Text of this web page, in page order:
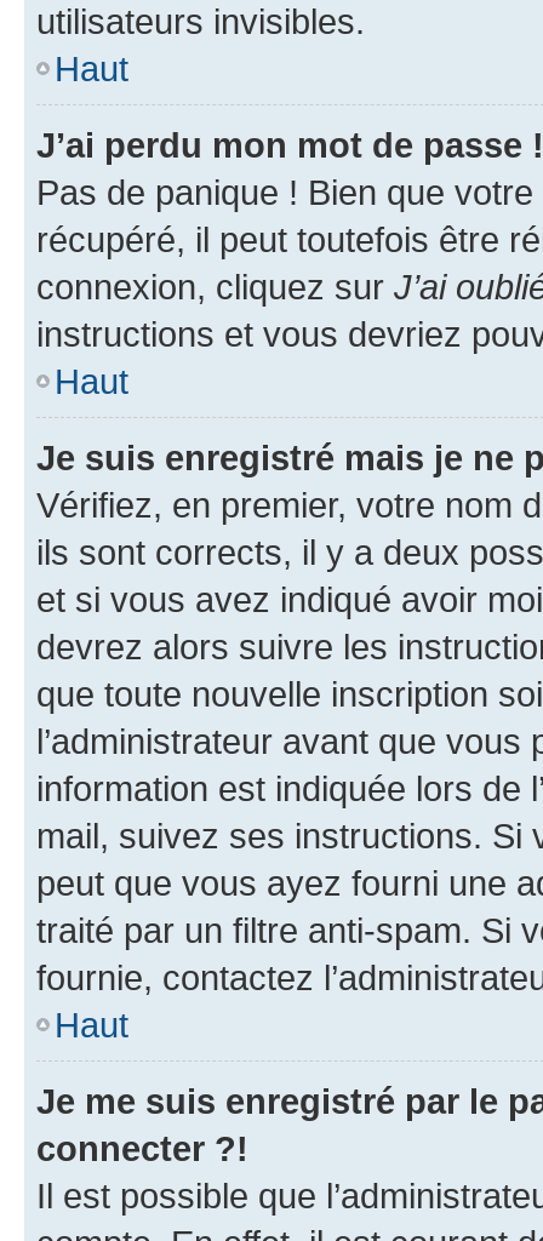
utilisateurs invisibles.
Haut
J’ai perdu mon mot de passe !
Pas de panique ! Bien que
récupéré, il peut toutefois être
connexion, cliquez sur J’ai
instructions et vous devriez
Haut
Je suis enregistré mais je ne
Vérifiez, en premier, votre nom
ils sont corrects, il y a deux
et si vous avez indiqué avoir
devrez alors suivre les
que toute nouvelle inscription
l’administrateur avant que
information est indiquée lors de
mail, suivez ses instructions. Si
peut que vous ayez fourni une
traité par un filtre anti-spam. Si
fournie, contactez
Haut
Je me suis enregistré par le
connecter ?!
Il est possible que